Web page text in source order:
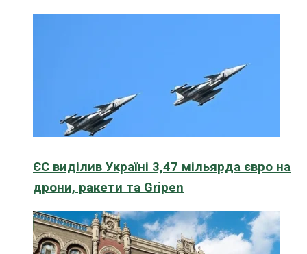
ЄС виділив Україні 3,47 мільярда євро на
дрони, ракети та Gripen